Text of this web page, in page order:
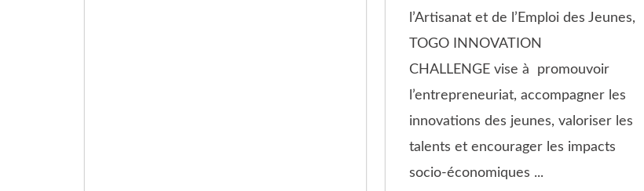
l’Artisanat et de l’Emploi des Jeunes,
TOGO INNOVATION
CHALLENGE vise à promouvoir
l’entrepreneuriat, accompagner les
innovations des jeunes, valoriser les
talents et encourager les impacts
socio-économiques ...